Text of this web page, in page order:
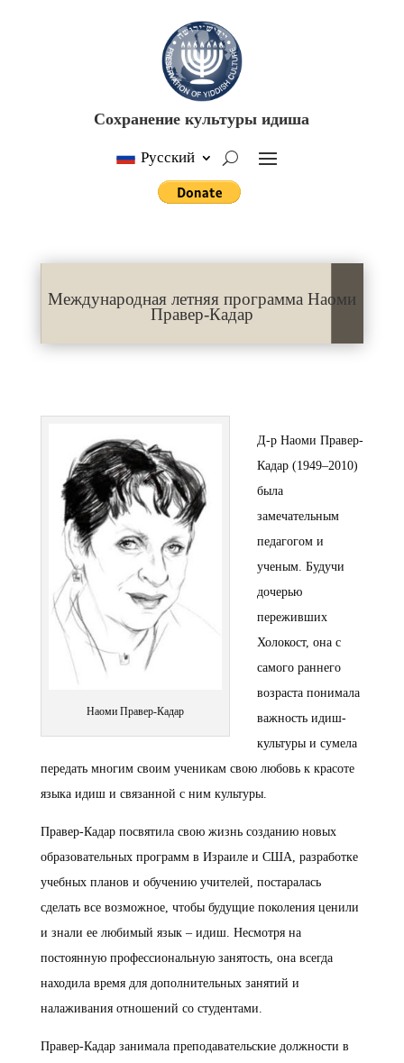
Сохранение культуры идиша
Русский
Международная летняя программа Наоми
Правер-Кадар
Наоми Правер-Кадар
Д-р Наоми Правер-
Кадар (1949–2010)
была
замечательным
педагогом и
ученым. Будучи
дочерью
переживших
Холокост, она с
самого раннего
возраста понимала
важность идиш-
культуры и сумела
передать многим своим ученикам свою любовь к красоте
языка идиш и связанной с ним культуры.
Правер-Кадар посвятила свою жизнь созданию новых
образовательных программ в Израиле и США, разработке
учебных планов и обучению учителей, постаралась
сделать все возможное, чтобы будущие поколения ценили
и знали ее любимый язык – идиш. Несмотря на
постоянную профессиональную занятость, она всегда
находила время для дополнительных занятий и
налаживания отношений со студентами.
Правер-Кадар занимала преподавательские должности в